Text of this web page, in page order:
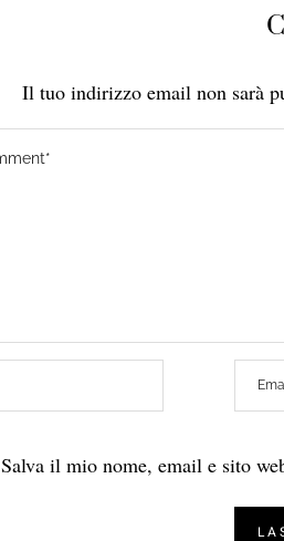
Il tuo indirizzo email non sarà
Salva il mio nome, email e sito